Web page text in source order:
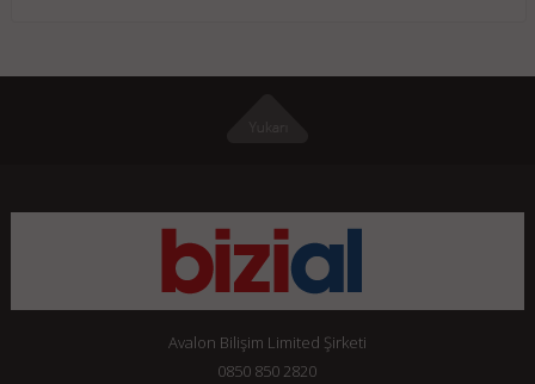
Avalon Bilişim Limited Şirketi
0850 850 2820